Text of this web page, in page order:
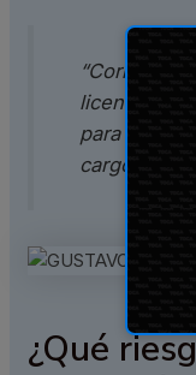
licencia al
para
cargo”,
¿Qué